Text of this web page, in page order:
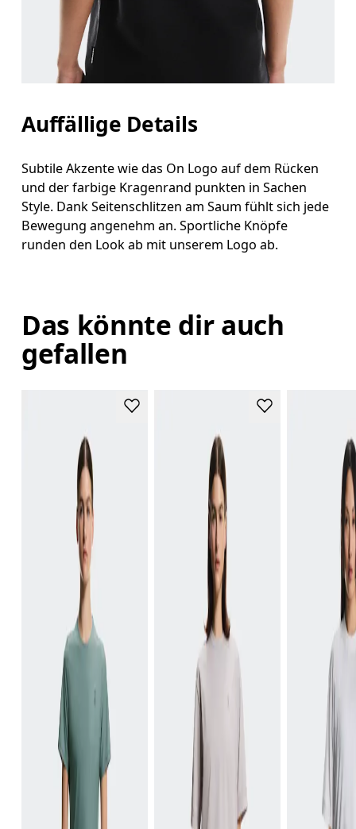
Auffällige Details
Subtile Akzente wie das On Logo auf dem Rücken
und der farbige Kragenrand punkten in Sachen
Style. Dank Seitenschlitzen am Saum fühlt sich jede
Bewegung angenehm an. Sportliche Knöpfe
runden den Look ab mit unserem Logo ab.
Das könnte dir auch
gefallen